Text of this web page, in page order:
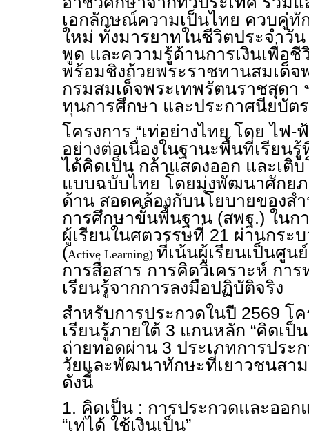
เอกลักษณ์ความเป็นไทย ควบคู่ทั
ใหม่ ทั้งมารยาทในชีวิตประจำวั
พูด และความรู้ด้านการเงินเพื่อ
พร้อมชิงถ้วยพระราชทานสมเด็จ
กรมสมเด็จพระเทพรัตนราชสุดา
ทุนการศึกษา และประกาศนียบัต
โครงการ “เท่อย่างไทย โดย ไฟ-
อย่างต่อเนื่องในฐานะพื้นที่เรียน
ได้คิดเป็น กล้าแสดงออก และเติ
แบบฉบับไทย โดยมุ่งพัฒนาศักยภ
ด้าน สอดคล้องกับนโยบายของส
การศึกษาขั้นพื้นฐาน (สพฐ.) ในก
ผู้เรียนในศตวรรษที่ 21 ผ่านกระบ
(Active Learning) ที่เน้นผู้เรียนเป็นศูน
การสื่อสาร การคิดวิเคราะห์ กา
เรียนรู้จากการลงมือปฏิบัติจริง
สำหรับการประกวดในปี 2569 โ
เรียนรู้ภายใต้ 3 แกนหลัก “คิดเป็
ถ่ายทอดผ่าน 3 ประเภทการประ
วัยและพัฒนาทักษะที่เยาวชนสาม
ดังนี้
1. คิดเป็น : การประกวดและออก
“เท่ได้ ใช้เงินเป็น”